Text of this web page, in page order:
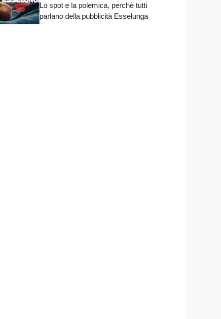
Lo spot e la polemica, perchè tutti
parlano della pubblicità Esselunga